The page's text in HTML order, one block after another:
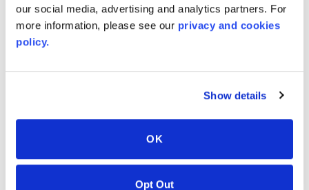
our social media, advertising and analytics partners. For
more information, please see our privacy and cookies
policy.
Show details
OK
Opt Out
EN
PT #:110-117
DATA DI PUBBLICAZIONE: